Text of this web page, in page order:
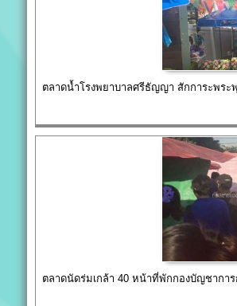
ตลาดน้ำโรงพยาบาลศรีธัญญา สักการะพร
ตลาดนัดร่มเกล้า 40 หน้าที่พักกองบัญชากา